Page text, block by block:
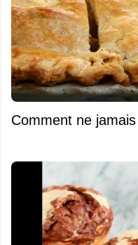
Comment ne